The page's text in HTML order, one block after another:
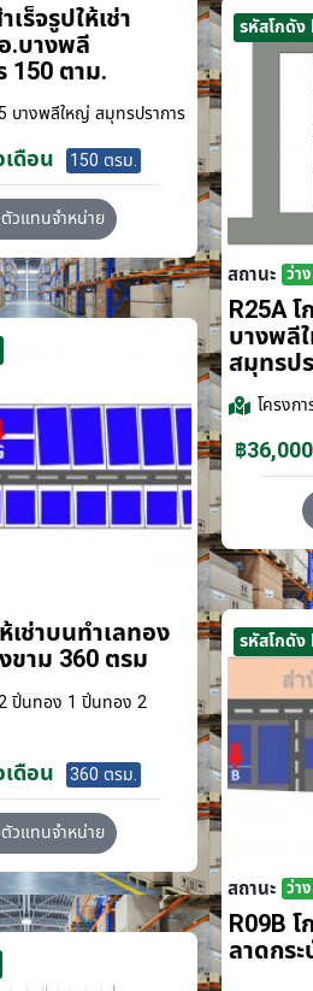
เร็จรูปให้เช่า
.บางพลี
150 ตาม.
บางพลีใหญ่ สมุทรปราการ
ดือน 150 ตรม.
วแทนจำหน่าย
รหัสโกดัง
สถานะ ว่าง
R25A โ
บางพลี
สมุทรป
โครงกา
฿
เช่าบนทำเลทอง
าม 360 ตรม
ปิ่นทอง 1 ปิ่นทอง 2
ดือน 360 ตรม.
วแทนจำหน่าย
รหัสโกดัง
สถานะ ว่าง
R09B โ
ลาดกร